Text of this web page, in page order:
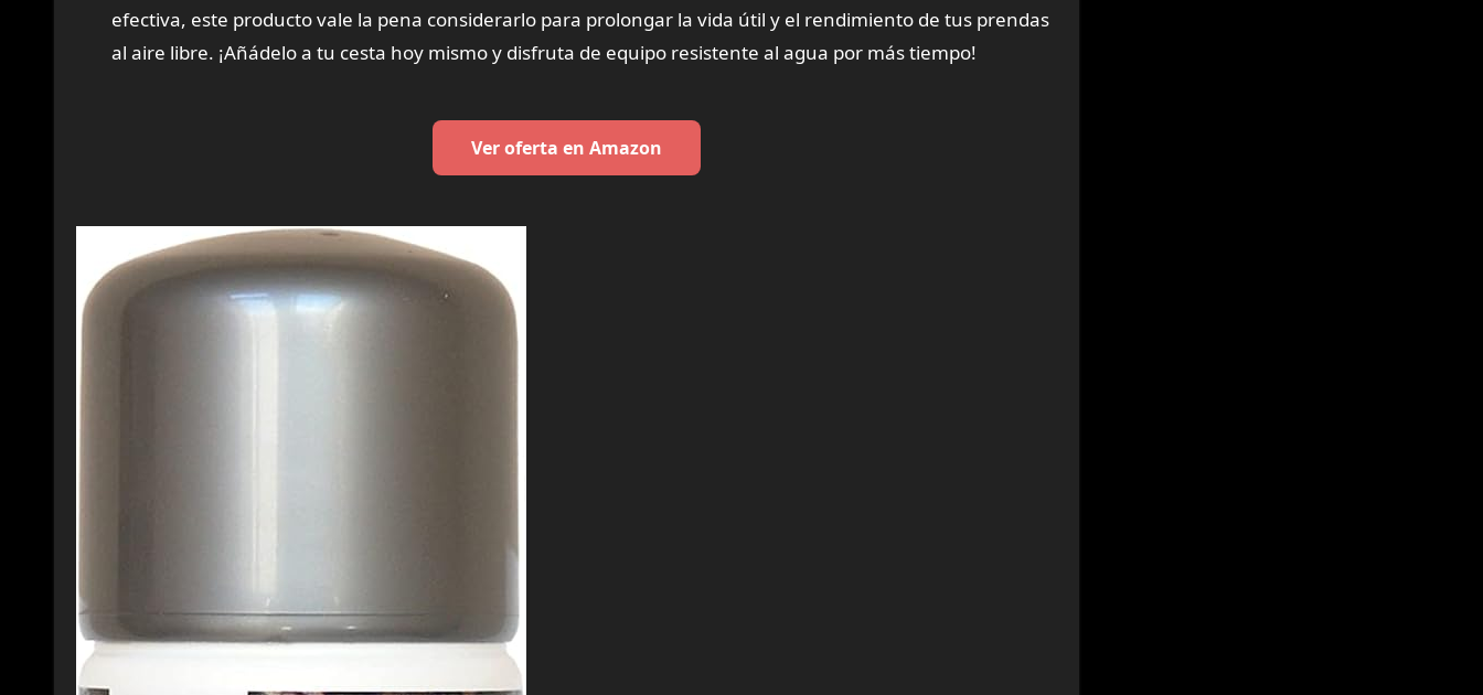
efectiva, este producto vale la pena considerarlo para prolongar la vida útil y el rendimiento de tus prendas
al aire libre. ¡Añádelo a tu cesta hoy mismo y disfruta de equipo resistente al agua por más tiempo!
Ver oferta en Amazon